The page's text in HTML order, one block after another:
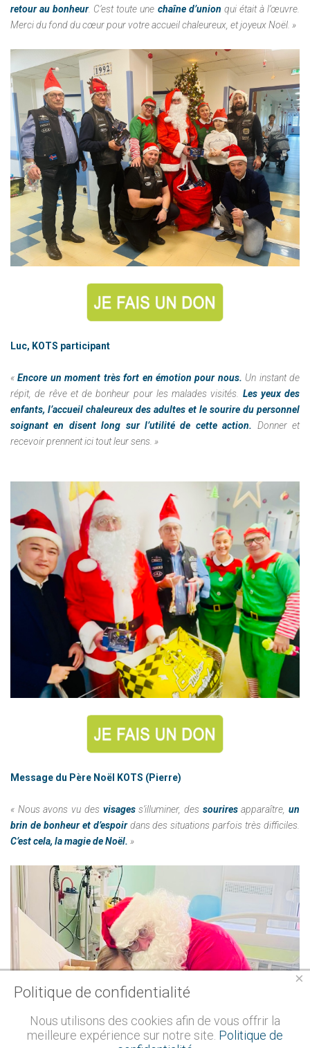
retour au bonheur. C’est toute une chaîne d’union qui était à l’œuvre.
Merci du fond du cœur pour votre accueil chaleureux, et joyeux Noël. »
Luc, KOTS participant
«Encore un moment très fort en émotion pour nous. Un instant de
répit, de rêve et de bonheur pour les malades visités. Les yeux des
enfants, l’accueil chaleureux des adultes et le sourire du personnel
soignant en disent long sur l’utilité de cette action. Donner et
recevoir prennent ici tout leur sens. »
Message du Père Noël KOTS (Pierre)
« Nous avons vu des visagess’illuminer, dessouriresapparaître, un
brin de bonheur et d’espoirdans des situations parfois très difficiles.
C’est cela, la magie de Noël. »
×
Politique de confidentialité
Nous utilisons des cookies afin de vous offrir la
meilleure expérience sur notre site. Politique de